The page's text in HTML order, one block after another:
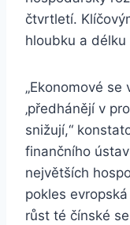
čtvrtletí.
hloubku a délku
„Ekonomové
‚předhánějí v
snižují,“
finančního
největších
pokles
růst té čínské